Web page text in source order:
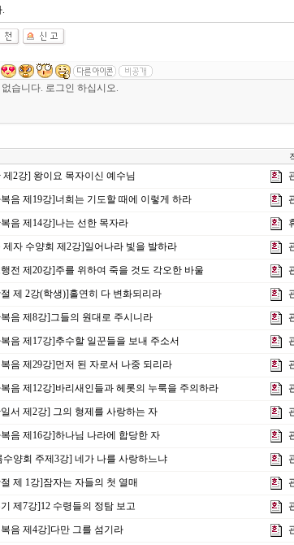
제2강] 왕이요 목자이신 예수님
음 제19강]너희는 기도할 때에 이렇게 하라
음 제14강]나는 선한 목자라
제자 수양회 제2강]일어나라 빛을 발하라
전 제20강]주를 위하여 죽을 것도 각오한 바울
제 2강(학생)]홀연히 다 변화되리라
음 제8강]그들의 원대로 주시니라
음 제17강]추수할 일꾼들을 보내 주소서
음 제29강]먼저 된 자로서 나중 되리라
음 제12강]바리새인들과 헤롯의 누룩을 주의하라
서 제2강] 그의 형제를 사랑하는 자
음 제16강]하나님 나라에 합당한 자
수양회 주제3강] 네가 나를 사랑하느냐
제 1강]잠자는 자들의 첫 열매
제7강]12 수령들의 정탐 보고
음 제4강]다만 그를 섬기라